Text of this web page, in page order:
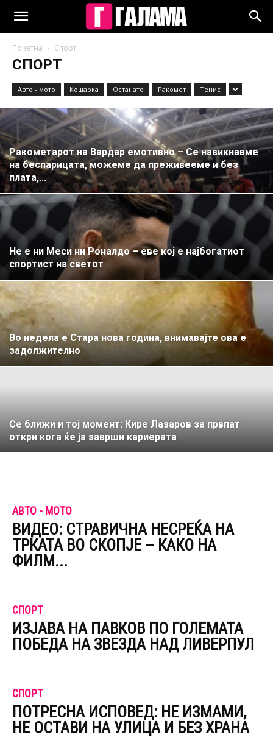
Почетна Спорт
СПОРТ
Авто - мото Кошарка Останато Ракомет Тенис
Ракометарот на Вардар емотивно – Се навикнавме
на беспарицата, можеме да преживееме и без
плата,...
Не е ни Меси ни Роналдо – еве кој е најбогатиот
спортист на светот
Во недела е Стара нова година, внимавајте ова е
задолжително
Се ближи и тој момент: Кире Лазаров за првпат
откри кога ќе ја заврши кариерата
АВТО - МОТО
ВИДЕО: СТРАВИЧНА НЕСРЕЌА НА
ТРКАТА ВО СКОПЈЕ – КАКО НА
ФИЛМ...
СПОРТ
ИЗЈАВА НА ПАВКОВ ПО ГОЛЕМАТА
ПОБЕДА НА ЗВЕЗДА НАД ЛИВЕРПУЛ
СПОРТ
ПОТРЕСНА ИСПОВЕД: НЕ ИЗМАМИ,
НЕ ОСТАВИ НА УЛИЦА И БЕЗ ХРАНА